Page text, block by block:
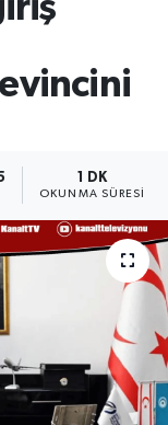
1 DK
OKUNMA SÜRESI